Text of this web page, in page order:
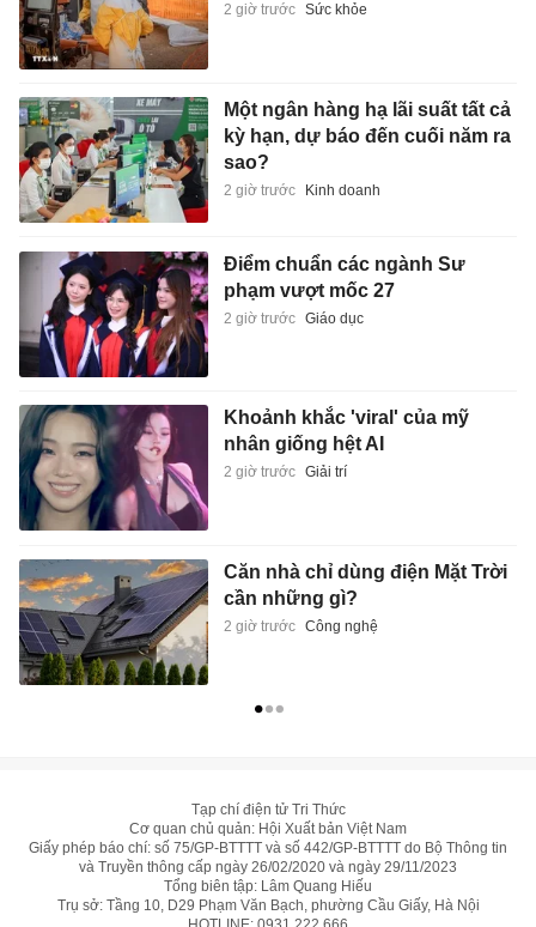
2 giờ trước Sức khỏe
Một ngân hàng hạ lãi suất tất cả
kỳ hạn, dự báo đến cuối năm ra
sao?
2 giờ trước Kinh doanh
Điểm chuẩn các ngành Sư
phạm vượt mốc 27
2 giờ trước Giáo dục
Khoảnh khắc 'viral' của mỹ
nhân giống hệt AI
2 giờ trước Giải trí
Căn nhà chỉ dùng điện Mặt Trời
cần những gì?
2 giờ trước Công nghệ
Tạp chí điện tử Tri Thức
Cơ quan chủ quản: Hội Xuất bản Việt Nam
Giấy phép báo chí: số 75/GP-BTTTT và số 442/GP-BTTTT do Bộ Thông tin
và Truyền thông cấp ngày 26/02/2020 và ngày 29/11/2023
Tổng biên tập: Lâm Quang Hiếu
Trụ sở: Tầng 10, D29 Phạm Văn Bạch, phường Cầu Giấy, Hà Nội